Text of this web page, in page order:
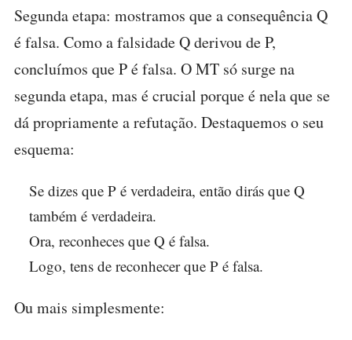
Segunda etapa: mostramos que a consequência Q
é falsa. Como a falsidade Q derivou de P,
concluímos que P é falsa. O MT só surge na
segunda etapa, mas é crucial porque é nela que se
dá propriamente a refutação. Destaquemos o seu
esquema:
Se dizes que P é verdadeira, então dirás que Q
também é verdadeira.
Ora, reconheces que Q é falsa.
Logo, tens de reconhecer que P é falsa.
Ou mais simplesmente: